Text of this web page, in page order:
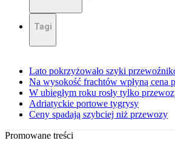
Tagi
Lato pokrzyżowało szyki
Na wysokość frachtów wpłyną cena
W ubiegłym roku rosły tylko
Adriatyckie portowe tygrysy
Ceny spadają szybciej niż przewozy
Promowane treści